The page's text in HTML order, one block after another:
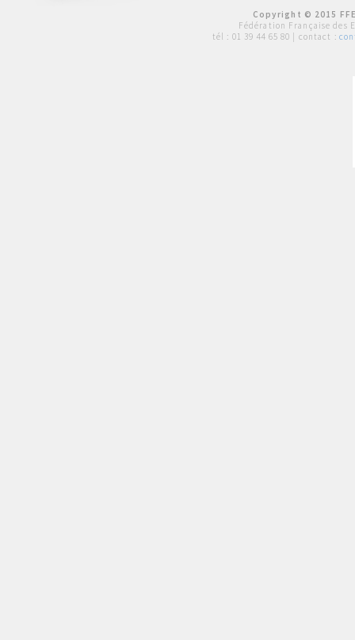
Copyright © 2015
Fédération Française des
tél : 01 39 44 65 80 | contact :